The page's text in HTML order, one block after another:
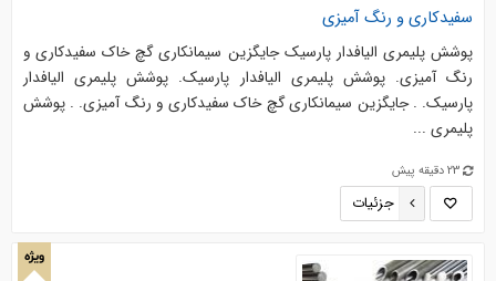
سفیدکاری و رنگ آمیزی
پوشش پلیمری الیافدار پارسیک جایگزین سیمانکاری گچ خاک سفیدکاری و
رنگ آمیزی. پوشش پلیمری الیافدار پارسیک. پوشش پليمري اليافدار
پارسيك. . جایگزین سیمانکاری گچ خاک سفیدکاری و رنگ آمیزی. . پوشش
پلیمری ...
23 دقیقه پیش
جزئیات
ویژه